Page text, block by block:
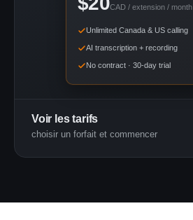
CAD / extension / month
Unlimited Canada & US calling
AI transcription + recording
No contract · 30-day trial
Voir les tarifs
choisir un forfait et commencer